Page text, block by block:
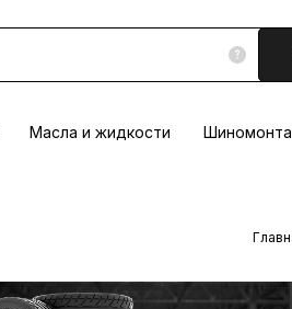
Масла и жидкости